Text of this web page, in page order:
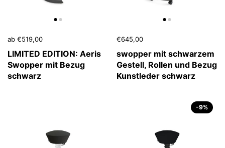
ab €519,00
LIMITED EDITION: Aeris
Swopper mit Bezug
schwarz
€645,00
swopper mit schwarzem
Gestell, Rollen und Bezug
Kunstleder schwarz
-9%